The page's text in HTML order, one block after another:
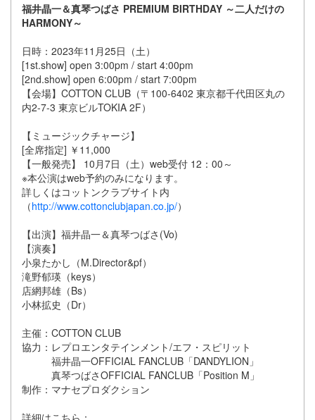
福井晶一＆真琴つばさ PREMIUM BIRTHDAY ～二人だけの
HARMONY～
日時：2023年11月25日（土）
[1st.show] open 3:00pm / start 4:00pm
[2nd.show] open 6:00pm / start 7:00pm
【会場】COTTON CLUB（〒100-6402 東京都千代田区丸の
内2-7-3 東京ビルTOKIA 2F）
【ミュージックチャージ】
[全席指定] ￥11,000
【一般発売】 10月7日（土）web受付 12：00～
※本公演はweb予約のみになります。
詳しくはコットンクラブサイト内
（http://www.cottonclubjapan.co.jp/）
【出演】福井晶一＆真琴つばさ(Vo)
【演奏】
小泉たかし（M.Director&pf）
滝野郁瑛（keys）
店網邦雄（Bs）
小林拡史（Dr）
主催：COTTON CLUB
協力：レプロエンタテインメント/エフ・スピリット
福井晶一OFFICIAL FANCLUB「DANDYLION」
真琴つばさOFFICIAL FANCLUB「Position M」
制作：マナセプロダクション
詳細はこちら：